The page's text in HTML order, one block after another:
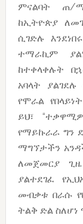
ምናልባት ጠ/
ከኢትዮጵያ
ሲገድሉ
ተማራኪም
ከተቀላቀሉት
አባላት
የሞራል
ይህ፣
የማይኩራራ ግን
ማግኘታችን
ለመጀመርያ
ያልተደገፈ
መብቃቱ በራሱ
ትልቅ ድል